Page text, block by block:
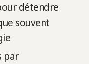
détendre
souvent
par